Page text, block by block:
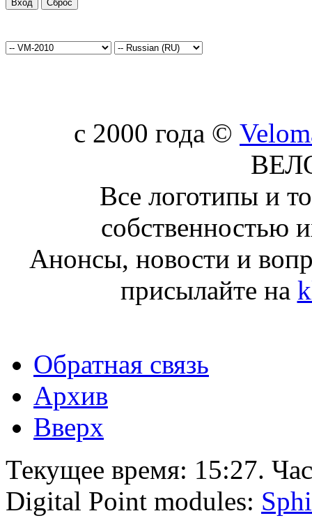
c 2000 года ©
Все логотипы и
собственностью
Анонсы, новости и
присылайте на
Обратная связь
Архив
Вверх
Текущее время: 15:27.
Digital Point modules: